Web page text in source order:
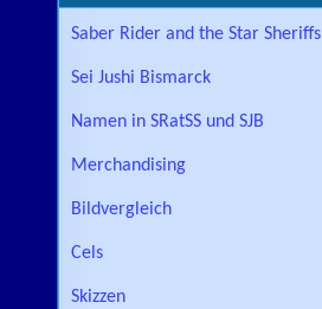
Saber Rider and the Star Sheriffs
Sei Jushi Bismarck
Namen in SRatSS und SJB
Merchandising
Bildvergleich
Cels
Skizzen